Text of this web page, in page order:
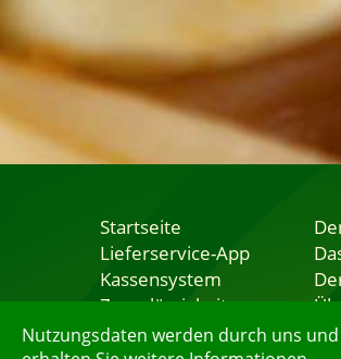
Nutzungsdaten werden durch uns
Startseite
Lieferservice-App
Kassensystem
Zuverlässigkeit
Sicherheit